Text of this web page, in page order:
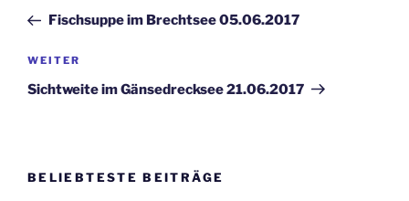
Beitrag
Fischsuppe im Brechtsee 05.06.2017
Nächster
Beitrag
WEITER
Sichtweite im Gänsedrecksee 21.06.2017
BELIEBTESTE BEITRÄGE